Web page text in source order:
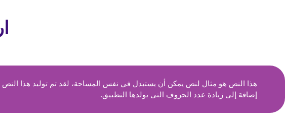
هذا النص هو مثال لنص يمكن أن يستبدل في نفس المساحة، لقد تم توليد هذا
إضافة إلى زيادة عدد الحروف التى يولدها التطبيق.